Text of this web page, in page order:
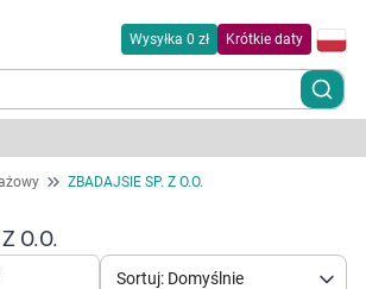
Wysyłka 0 zł Krótkie daty
ZBADAJSIE SP. Z O.O.
O.O.
Sortuj: Domyślnie